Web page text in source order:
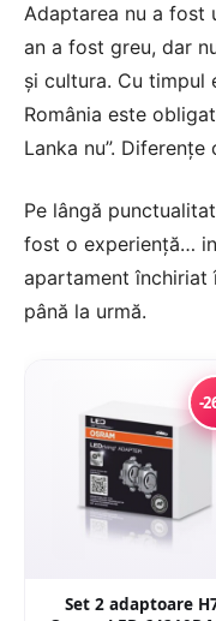
Adaptarea nu a fost
an a fost greu, dar
și cultura. Cu timpul
România este
Lanka nu”.
Pe lângă
fost o experiență…
apartament închiriat
până la urmă.
-
Set 2 adaptoare